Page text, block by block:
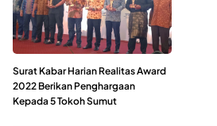
Surat Kabar Harian Realitas Award
2022 Berikan Penghargaan
Kepada 5 Tokoh Sumut